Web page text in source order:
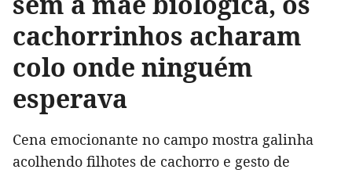
cachorrinhos acharam
colo onde ninguém
esperava
Cena emocionante no campo mostra galinha
acolhendo filhotes de cachorro e gesto de